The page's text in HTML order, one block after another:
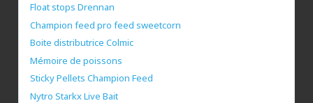
Float stops Drennan
Champion feed pro feed sweetcorn
Boite distributrice Colmic
Mémoire de poissons
Sticky Pellets Champion Feed
Nytro Starkx Live Bait